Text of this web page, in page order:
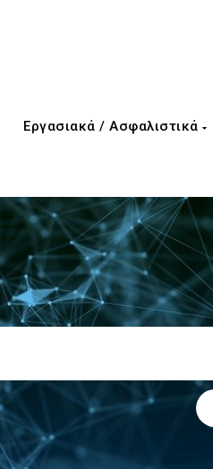
Εργασιακά / Ασφαλιστικά